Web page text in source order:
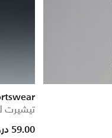
تيشيرت
Price reduced from
to
59.00 درهم